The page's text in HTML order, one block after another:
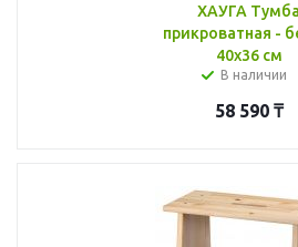
ХАУГА Тумба
прикроватная -
40x36 см
В наличии
58 590₸